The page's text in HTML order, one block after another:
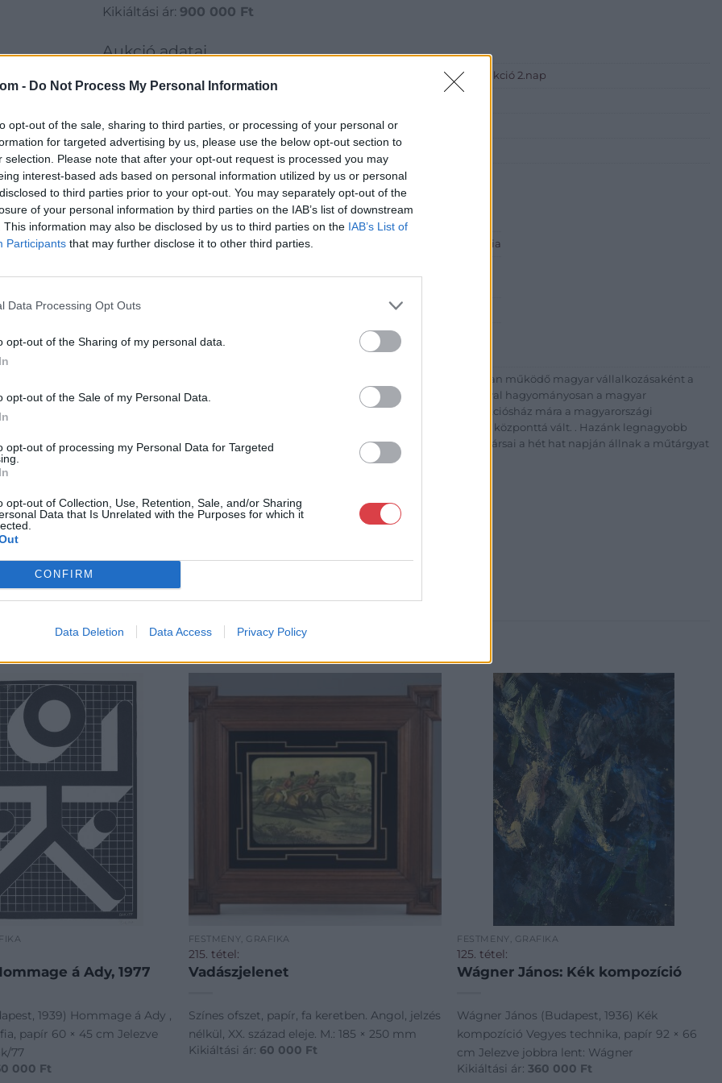
- Do Not Process My Personal Information
opt-out of the sale, sharing to third parties, or processing of your personal or
for targeted advertising by us, please use the below opt-out section to
selection. Please note that after your opt-out request is processed you may
interest-based ads based on personal information utilized by us or personal
to third parties prior to your opt-out. You may separately opt-out of the
of your personal information by third parties on the IAB’s list of downstream
This information may also be disclosed by us to third parties on the IAB’s List of
Participants that may further disclose it to other third parties.
Data Processing Opt Outs
opt-out of the Sharing of my personal data.
opt-out of the Sale of my Personal Data.
opt-out of processing my Personal Data for Targeted
opt-out of Collection, Use, Retention, Sale, and/or Sharing
Data that Is Unrelated with the Purposes for which it
CONFIRM
Data Deletion Data Access Privacy Policy
Kikiáltási ár: 900 000 Ft
Aukció adatai
96. Ékszeraukció, 5. Karácsonyi Műtárgyaukció és 7. Kortárs Aukció 2.nap
Aukció ideje: 18:00
Aukció helye: MOM Kulturális Központ (1124 Budapest, Csörsz utca 18.)
Tételszám: 625
Eladó adatai
Eladó: BÁV ART Aukciósház és Galéria
Telefon: (06 1) 331 0513
http://bav-art.hu
Bemutatkozás: Az ország legnagyobb múltú, 240 esztendeje jogfolytonosan működő magyar vállalkozásaként a
BÁV ZRt. óriási tapasztalatával, szakmai tekintélyével és megbízhatóságával hagyományosan a magyar
műkereskedelem meghatározó szereplője. A 2007-ben megújult BÁV Aukciósház mára a magyarországi
műkereskedelem egyik legfontosabb színterévé, kereskedelmi és árverési központtá vált. . Hazánk legnagyobb
műkereskedelmi üzlethálózatával rendelkező BÁV ZRt. felkészült munkatársai a hét hat napján állnak a műtárgyat
GALÉRIA TOVÁBBI MŰTÁRGYAI
á Ady, 1977
1939) Hommage á Ady ,
papír 60 × 45 cm Jelezve
77
000 Ft
FESTMÉNY, GRAFIKA
215. tétel:
Vadászjelenet
Színes ofszet, papír, fa keretben. Angol, jelzés
nélkül, XX. század eleje. M.: 185 × 250 mm
Kikiáltási ár: 60 000 Ft
FESTMÉNY, GRAFIKA
125. tétel:
Wágner János: Kék kompozíció
Wágner János (Budapest, 1936) Kék
kompozíció Vegyes technika, papír 92 × 66
cm Jelezve jobbra lent: Wágner
Kikiáltási ár:360 000 Ft